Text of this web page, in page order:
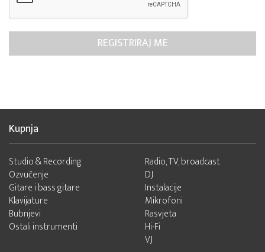
Kupnja
Studio & Recording
Ozvučenje
Gitare i bass gitare
Klavijature
Bubnjevi
Ostali instrumenti
Radio, TV, broadcast
DJ
Instalacije
Mikrofoni
Rasvjeta
Hi-Fi
VJ